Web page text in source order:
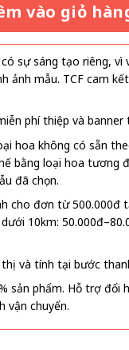
vào giỏ
sự sáng tạo riêng,
ảnh mẫu. TCF cam
phí thiệp và banner
hoa không có sẵn
bằng loại hoa tương
đã chọn.
cho đơn từ 500.000đ
10km:
và tính tại bước
sản phẩm. Hỗ trợ đổi
vận chuyển.